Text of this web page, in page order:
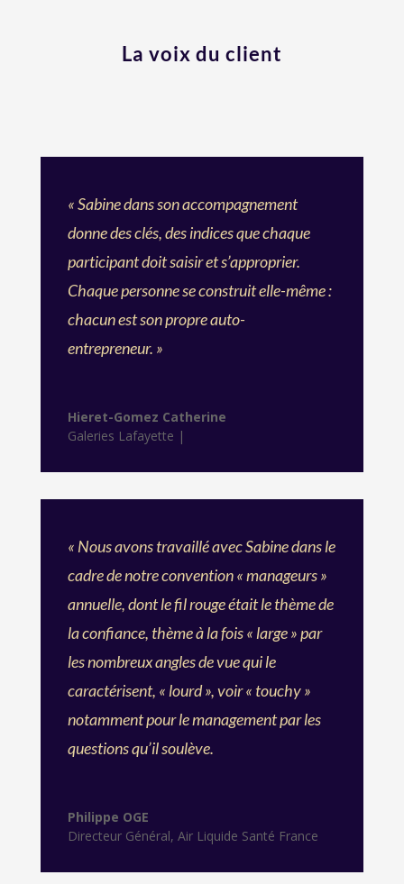
La voix du client
« Sabine dans son accompagnement
donne des clés, des indices que chaque
participant doit saisir et s’approprier.
Chaque personne se construit elle-même :
chacun est son propre auto-
entrepreneur. »
Hieret-Gomez Catherine
Galeries Lafayette |
« Nous avons travaillé avec Sabine dans le
cadre de notre convention « manageurs »
annuelle, dont le fil rouge était le thème de
la confiance, thème à la fois « large » par
les nombreux angles de vue qui le
caractérisent, « lourd », voir « touchy »
notamment pour le management par les
questions qu’il soulève.
Philippe OGE
Directeur Général, Air Liquide Santé France